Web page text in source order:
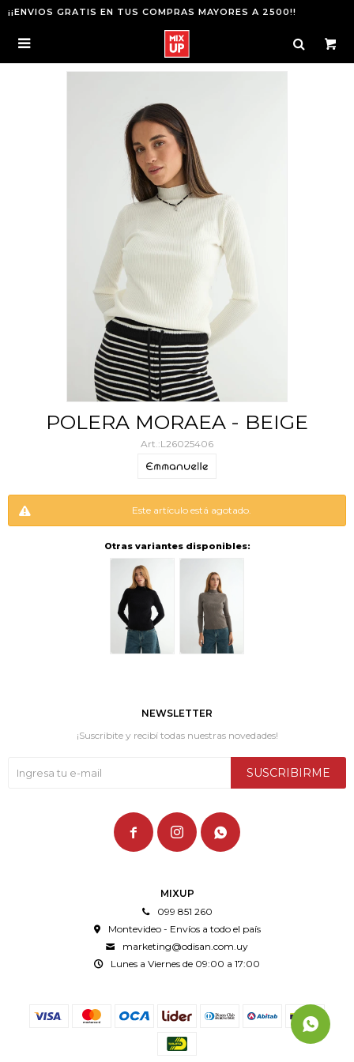
¡¡ENVIOS GRATIS EN TUS COMPRAS MAYORES A 2500!!

POLERA MORAEA - BEIGE
L26025406
Este artículo está agotado.
Otras variantes disponibles:
MIXUP
099 851 260
Montevideo - Envíos a todo el país
marketing@odisan.com.uy
Lunes a Viernes de 09:00 a 17:00
NEWSLETTER
¡Suscribite y recibí todas nuestras novedades!
SUSCRIBIRME
  